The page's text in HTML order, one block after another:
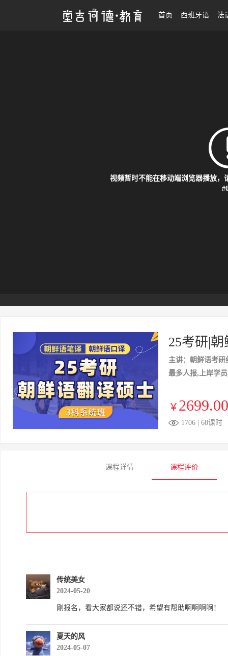
首页 西班牙语 法
25考研|朝鲜语翻硕系统班
视频暂时不能在移动端浏览器播放，
25考研|
主讲：朝鲜语考研
最多人报,上岸学
￥ 2699.00
1706 | 68课时
课程详情 课程评价
传统美女
2024-05-20
刚报名，看大家都说还不错，希望有帮助啊啊啊啊！
夏天的风
2024-05-07